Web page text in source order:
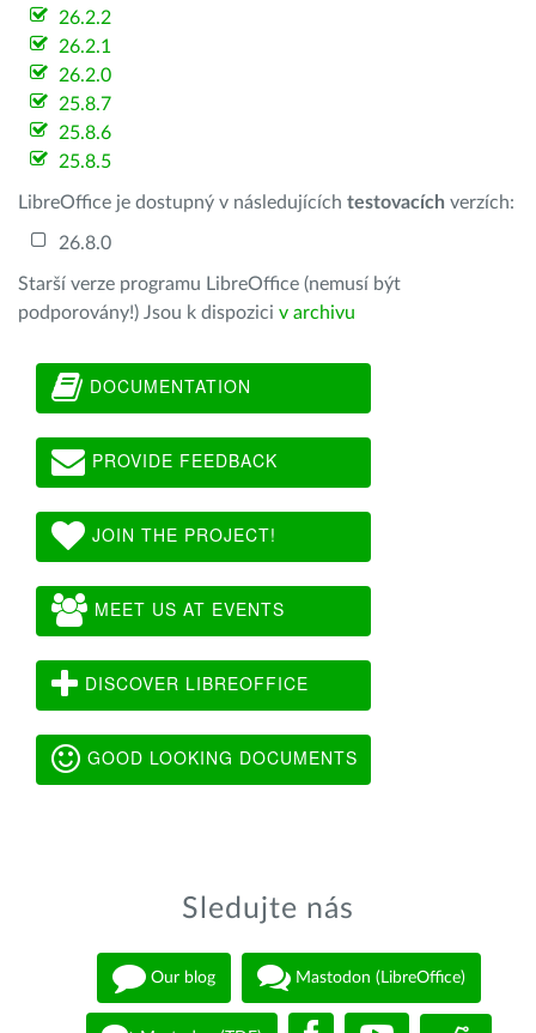
26.2.2
26.2.1
26.2.0
25.8.7
25.8.6
25.8.5
LibreOffice je dostupný v následujících testovacích verzích:
26.8.0
Starší verze programu LibreOffice (nemusí být
podporovány!) Jsou k dispozici v archivu
DOCUMENTATION
PROVIDE FEEDBACK
JOIN THE PROJECT!
MEET US AT EVENTS
DISCOVER LIBREOFFICE
GOOD LOOKING DOCUMENTS
Sledujte nás
Our blog Mastodon (LibreOffice)